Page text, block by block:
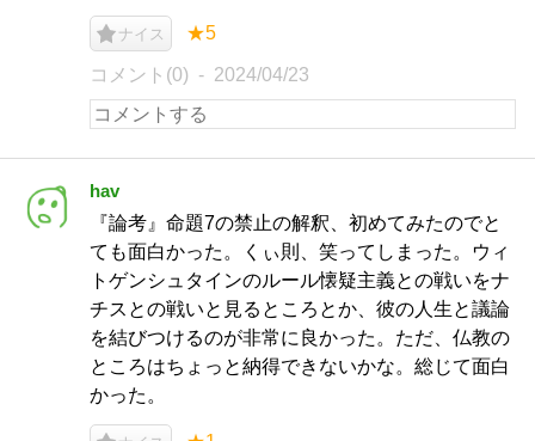
ナイス ★5
コメント(0) 2024/04/23
hav
『論考』命題7の禁止の解釈、初めてみたのでと
ても面白かった。くぃ則、笑ってしまった。ウィ
トゲンシュタインのルール懐疑主義との戦いをナ
チスとの戦いと見るところとか、彼の人生と議論
を結びつけるのが非常に良かった。ただ、仏教の
ところはちょっと納得できないかな。総じて面白
かった。